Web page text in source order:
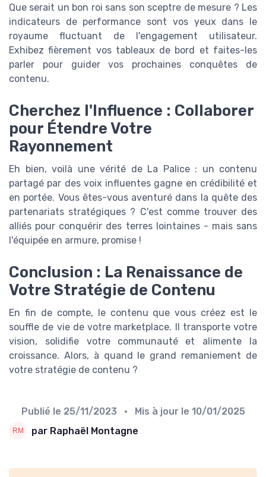
Que serait un bon roi sans son sceptre de mesure ? Les
indicateurs de performance sont vos yeux dans le
royaume fluctuant de l'engagement utilisateur.
Exhibez fièrement vos tableaux de bord et faites-les
parler pour guider vos prochaines conquêtes de
contenu.
Cherchez l'Influence : Collaborer
pour Étendre Votre
Rayonnement
Eh bien, voilà une vérité de La Palice : un contenu
partagé par des voix influentes gagne en crédibilité et
en portée. Vous êtes-vous aventuré dans la quête des
partenariats stratégiques ? C'est comme trouver des
alliés pour conquérir des terres lointaines - mais sans
l'équipée en armure, promise !
Conclusion : La Renaissance de
Votre Stratégie de Contenu
En fin de compte, le contenu que vous créez est le
souffle de vie de votre marketplace. Il transporte votre
vision, solidifie votre communauté et alimente la
croissance. Alors, à quand le grand remaniement de
votre stratégie de contenu ?
Publié le 25/11/2023 • Mis à jour le 10/01/2025
par Raphaël Montagne